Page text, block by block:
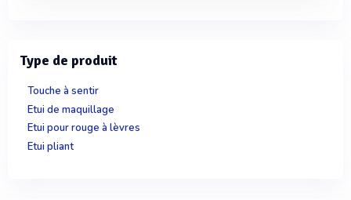
Type de produit
Touche à sentir
Etui de maquillage
Etui pour rouge à lèvres
Etui pliant